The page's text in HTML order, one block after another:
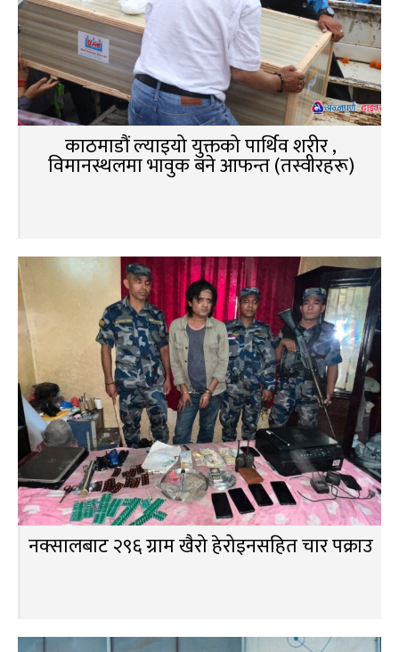
काठमाडौं ल्याइयो युक्तको पार्थिव शरीर ,
विमानस्थलमा भावुक बने आफन्त (तस्वीरहरू)
नक्सालबाट २९६ ग्राम खैरो हेरोइनसहित चार पक्राउ